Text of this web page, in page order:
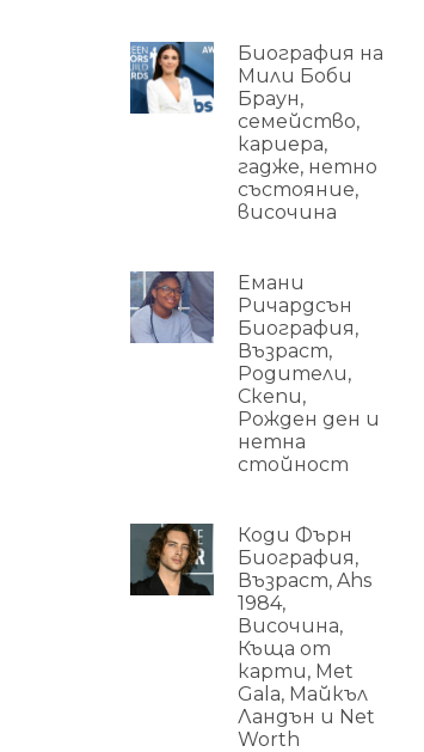
Биография на
Мили Боби
Браун,
семейство,
кариера,
гадже, нетно
състояние,
височина
Емани
Ричардсън
Биография,
Възраст,
Родители,
Скепи,
Рожден ден и
нетна
стойност
Коди Фърн
Биография,
Възраст, Ahs
1984,
Височина,
Къща от
карти, Met
Gala, Майкъл
Ландън и Net
Worth